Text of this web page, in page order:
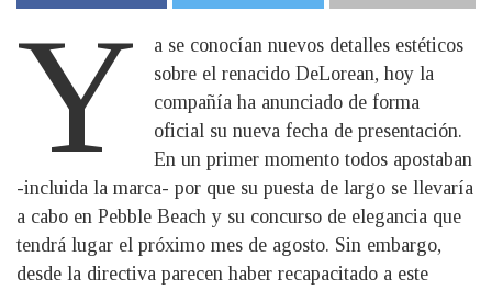
Y
a se conocían nuevos detalles estéticos
sobre el renacido DeLorean, hoy la
compañía ha anunciado de forma
oficial su nueva fecha de presentación.
En un primer momento todos apostaban
-incluida la marca- por que su puesta de largo se llevaría
a cabo en Pebble Beach y su concurso de elegancia que
tendrá lugar el próximo mes de agosto. Sin embargo,
desde la directiva parecen haber recapacitado a este